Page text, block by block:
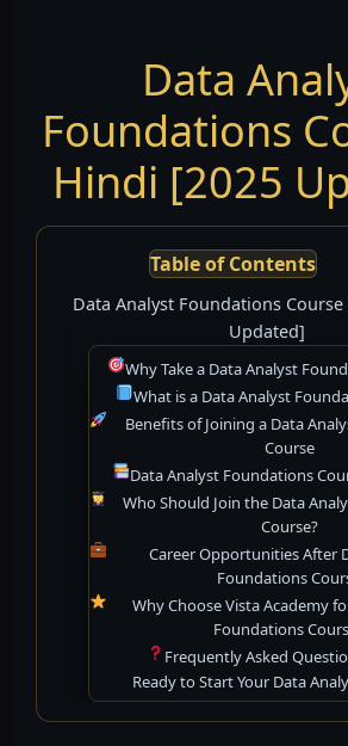
Data
Foundations
Hindi [2025
Table of Contents
Data Analyst Foundations
Updated]
Why Take a Data Analyst
What is a Data Analyst
Benefits of Joining a Data
Course
Data Analyst Foundations
Who Should Join the Data
Course?
Career Opportunities After
Foundations
Why Choose Vista Academy
Foundations
Frequently Asked
Ready to Start Your Data